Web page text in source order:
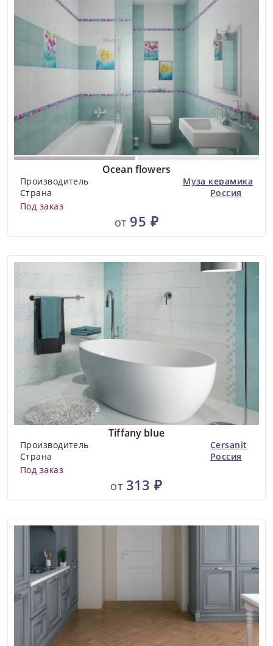
Ocean flowers
Производитель
Муза керамика
Страна
Россия
Под заказ
от 95 ₽
Tiffany blue
Производитель
Cersanit
Страна
Россия
Под заказ
от 313 ₽